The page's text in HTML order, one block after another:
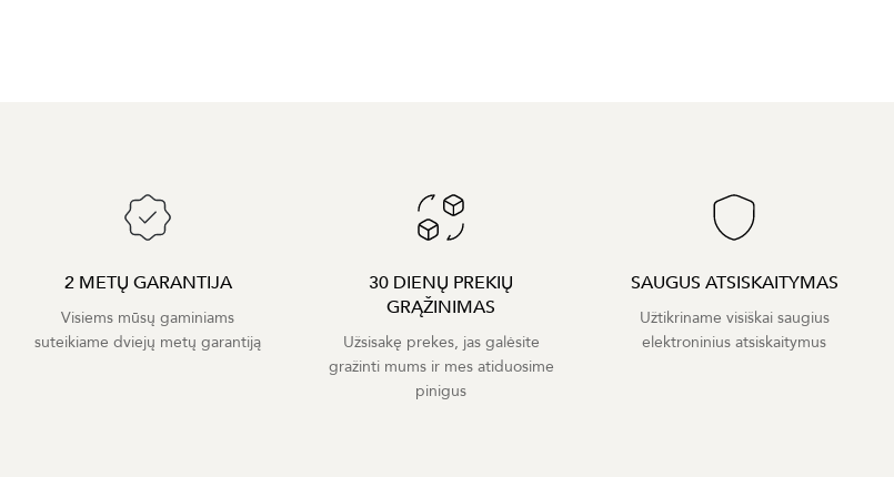
2 METŲ GARANTIJA
Visiems mūsų gaminiams
suteikiame dviejų metų garantiją
30 DIENŲ PREKIŲ
GRĄŽINIMAS
Užsisakę prekes, jas galėsite
gražinti mums ir mes atiduosime
pinigus
SAUGUS ATSISKAITYMAS
Užtikriname visiškai saugius
elektroninius atsiskaitymus